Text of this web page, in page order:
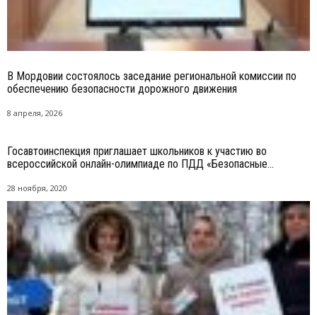
В Мордовии состоялось заседание региональной комиссии по
обеспечению безопасности дорожного движения
8 апреля, 2026
Госавтоинспекция приглашает школьников к участию во
всероссийской онлайн-олимпиаде по ПДД «Безопасные...
28 ноября, 2020